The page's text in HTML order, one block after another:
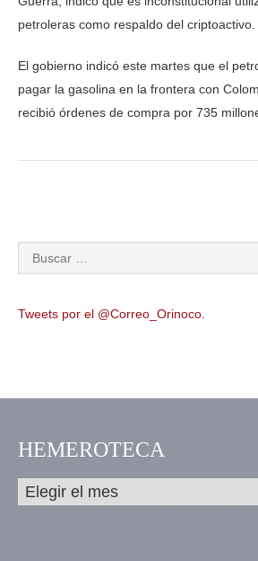
petroleras como respaldo del criptoactivo.
El gobierno indicó este martes que el
pagar la gasolina en la frontera con
recibió órdenes de compra por 735
Tweets por el @Correo_Orinoco.
HEMEROTECA